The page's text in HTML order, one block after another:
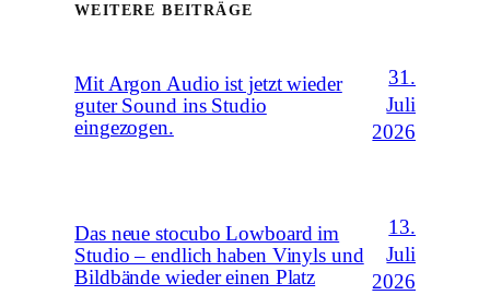
WEITERE BEITRÄGE
Mit Argon Audio ist jetzt wieder
guter Sound ins Studio
eingezogen.
31.
Juli
2026
Das neue stocubo Lowboard im
Studio – endlich haben Vinyls und
Bildbände wieder einen Platz
13.
Juli
2026